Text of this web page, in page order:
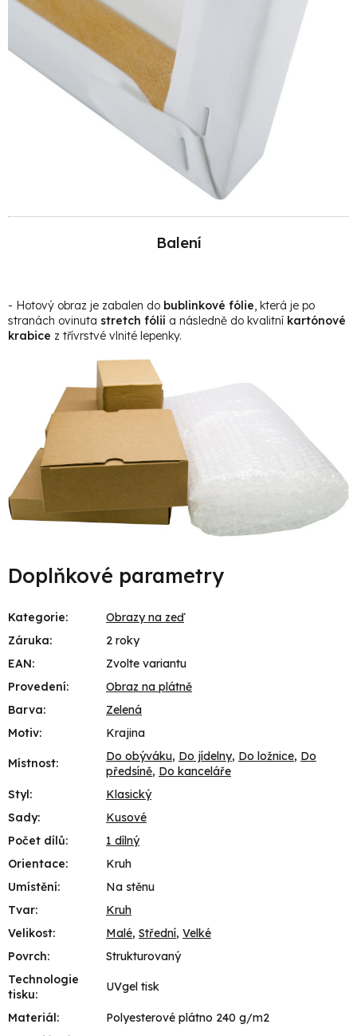
Balení
- Hotový obraz je zabalen do bublinkové fólie, která je po
stranách ovinuta stretch fólií a následně do kvalitní kartónové
krabice z třívrstvé vlnité lepenky.
Doplňkové parametry
Kategorie:
Obrazy na zeď
Záruka:
2 roky
EAN:
Zvolte variantu
Provedení:
Obraz na plátně
Barva:
Zelená
Motiv: Krajina
Místnost: Do obýváku, Do jídelny, Do ložnice, Do
předsíně, Do kanceláře
Styl:
Klasický
Sady:
Kusové
Počet dílů:
1 dílný
Orientace:
Kruh
Umístění:
Na stěnu
Tvar:
Kruh
Velikost: Malé, Střední, Velké
Povrch:
Strukturovaný
Technologie
tisku:
UVgel tisk
Materiál:
Polyesterové plátno 240 g/m2